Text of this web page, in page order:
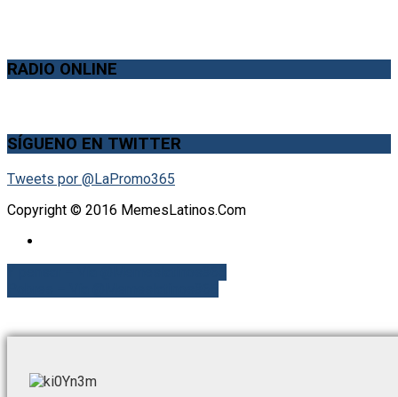
RADIO ONLINE
SÍGUENO EN TWITTER
Tweets por @LaPromo365
Copyright © 2016 MemesLatinos.Com